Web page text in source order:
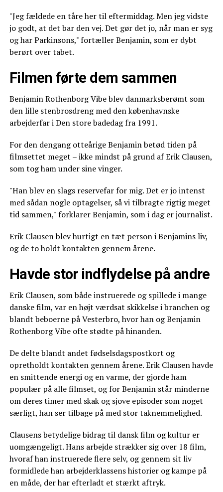
"Jeg fældede en tåre her til eftermiddag. Men jeg vidste
jo godt, at det bar den vej. Det gør det jo, når man er syg
og har Parkinsons," fortæller Benjamin, som er dybt
berørt over tabet.
Filmen førte dem sammen
Benjamin Rothenborg Vibe blev danmarksberømt som
den lille stenbrosdreng med den københavnske
arbejderfar i Den store badedag fra 1991.
For den dengang otteårige Benjamin betød tiden på
filmsettet meget – ikke mindst på grund af Erik Clausen,
som tog ham under sine vinger.
"Han blev en slags reservefar for mig. Det er jo intenst
med sådan nogle optagelser, så vi tilbragte rigtig meget
tid sammen," forklarer Benjamin, som i dag er journalist.
Erik Clausen blev hurtigt en tæt person i Benjamins liv,
og de to holdt kontakten gennem årene.
Havde stor indflydelse på andre
Erik Clausen, som både instruerede og spillede i mange
danske film, var en højt værdsat skikkelse i branchen og
blandt beboerne på Vesterbro, hvor han og Benjamin
Rothenborg Vibe ofte stødte på hinanden.
De delte blandt andet fødselsdagspostkort og
opretholdt kontakten gennem årene. Erik Clausen havde
en smittende energi og en varme, der gjorde ham
populær på alle filmset, og for Benjamin står minderne
om deres timer med skak og sjove episoder som noget
særligt, han ser tilbage på med stor taknemmelighed.
Clausens betydelige bidrag til dansk film og kultur er
uomgængeligt. Hans arbejde strækker sig over 18 film,
hvoraf han instruerede flere selv, og gennem sit liv
formidlede han arbejderklassens historier og kampe på
en måde, der har efterladt et stærkt aftryk.